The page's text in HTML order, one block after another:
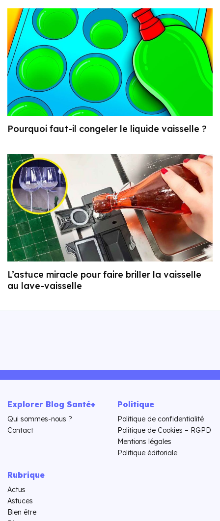
Pourquoi faut-il congeler le liquide vaisselle ?
L’astuce miracle pour faire briller la vaisselle
au lave-vaisselle
Explorer Blog Santé+
Qui sommes-nous ?
Contact
Politique
Politique de confidentialité
Politique de Cookies – RGPD
Mentions légales
Politique éditoriale
Rubrique
Actus
Astuces
Bien être